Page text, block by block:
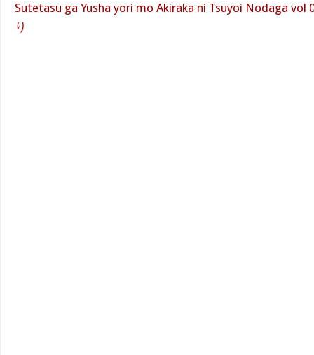
Sutetasu ga Yusha yori mo Akiraka ni Tsuyoi Nodaga vol
り